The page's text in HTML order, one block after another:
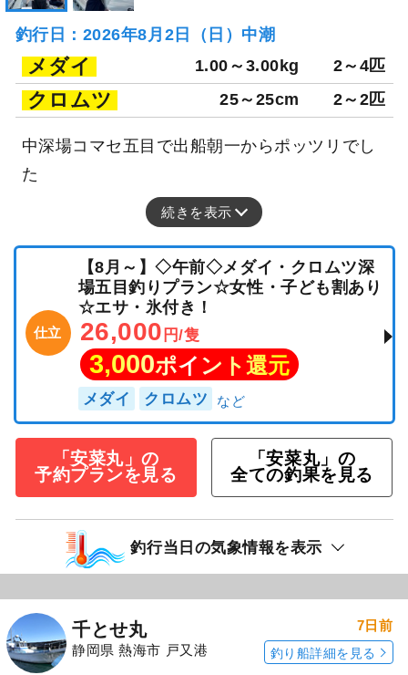
釣行日：2026年8月2日（日）中潮
メダイ 1.00～3.00kg 2～4匹
クロムツ 25～25cm 2～2匹
中深場コマセ五目で出船朝一からポッツリでし
た
続きを表示
仕立
【8月～】◇午前◇メダイ・クロムツ深
場五目釣りプラン☆女性・子ども割あり
☆エサ・氷付き！
26,000 円/隻
3,000ポイント還元
メダイ クロムツ
「安菜丸」の
予約プランを見る
「安菜丸」の
全ての釣果を見る
釣行当日の気象情報を表示
千とせ丸
静岡県 熱海市 戸又港
7日前
釣り船詳細を見る